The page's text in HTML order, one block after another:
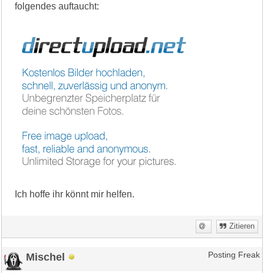
folgendes auftaucht:
Ich hoffe ihr könnt mir helfen.
Zitieren
Mischel Posting Freak